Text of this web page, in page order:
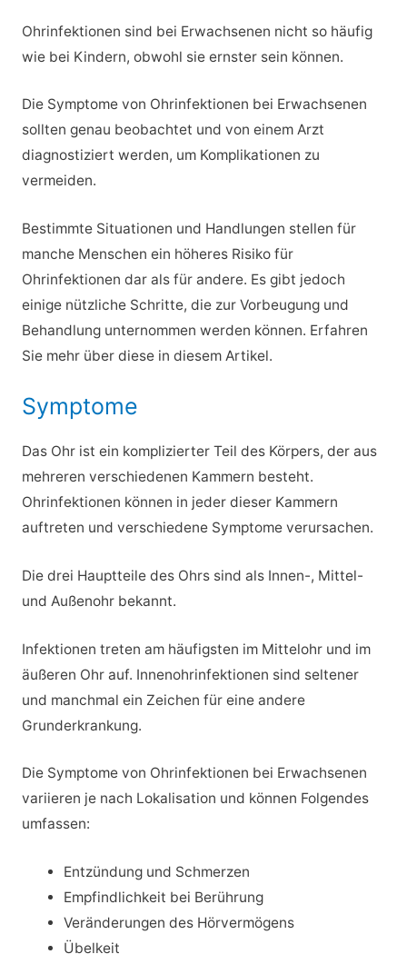
Ohrinfektionen sind bei Erwachsenen nicht so häufig
wie bei Kindern, obwohl sie ernster sein können.
Die Symptome von Ohrinfektionen bei Erwachsenen
sollten genau beobachtet und von einem Arzt
diagnostiziert werden, um Komplikationen zu
vermeiden.
Bestimmte Situationen und Handlungen stellen für
manche Menschen ein höheres Risiko für
Ohrinfektionen dar als für andere. Es gibt jedoch
einige nützliche Schritte, die zur Vorbeugung und
Behandlung unternommen werden können. Erfahren
Sie mehr über diese in diesem Artikel.
Symptome
Das Ohr ist ein komplizierter Teil des Körpers, der aus
mehreren verschiedenen Kammern besteht.
Ohrinfektionen können in jeder dieser Kammern
auftreten und verschiedene Symptome verursachen.
Die drei Hauptteile des Ohrs sind als Innen-, Mittel-
und Außenohr bekannt.
Infektionen treten am häufigsten im Mittelohr und im
äußeren Ohr auf. Innenohrinfektionen sind seltener
und manchmal ein Zeichen für eine andere
Grunderkrankung.
Die Symptome von Ohrinfektionen bei Erwachsenen
variieren je nach Lokalisation und können Folgendes
umfassen:
Entzündung und Schmerzen
Empfindlichkeit bei Berührung
Veränderungen des Hörvermögens
Übelkeit